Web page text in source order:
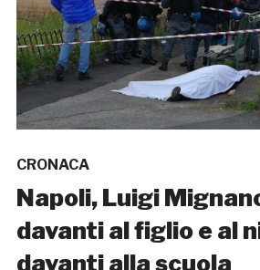
CRONACA
Napoli, Luigi
davanti al figlio e al
davanti alla scuola